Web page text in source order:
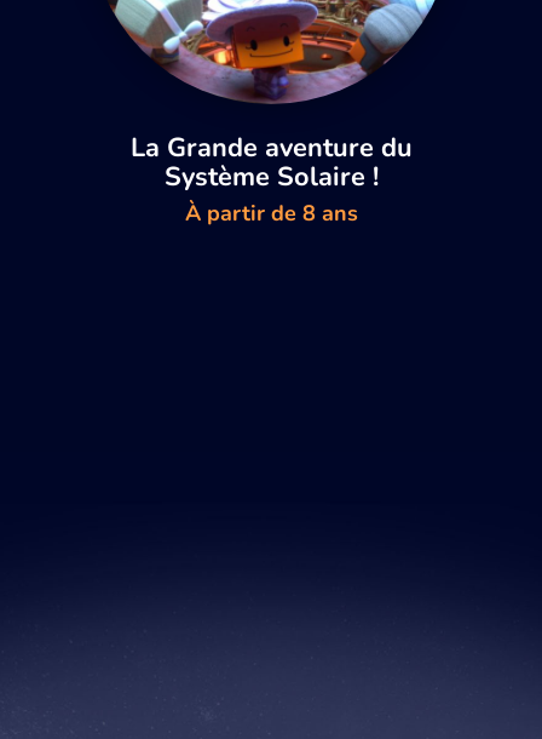
La Grande aventure du
Système Solaire !
À partir de 8 ans